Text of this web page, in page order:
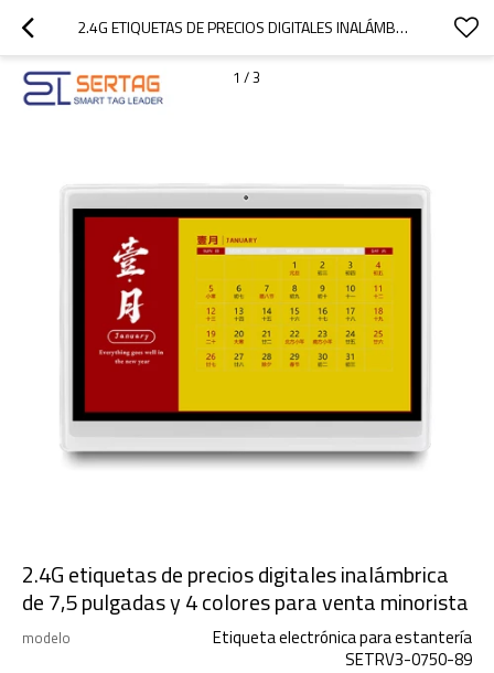
2.4G ETIQUETAS DE PRECIOS DIGITALES INALÁMBRICA DE 7,5 PULGADAS Y 4 COLORES PARA VENTA MINORISTA
1 /3
2.4G etiquetas de precios digitales inalámbrica
de 7,5 pulgadas y 4 colores para venta minorista
modelo
Etiqueta electrónica para estantería
SETRV3-0750-89